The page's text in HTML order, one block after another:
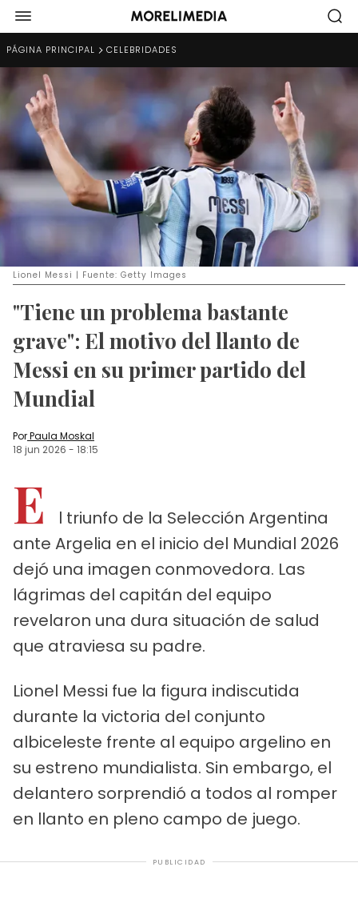
PÁGINA PRINCIPAL CELEBRIDADES
Lionel Messi | Fuente: Getty Images
"Tiene un problema bastante
grave": El motivo del llanto de
Messi en su primer partido del
Mundial
PorPaula Moskal
18 jun 2026 - 18:15
E
l triunfo de la Selección Argentina
ante Argelia en el inicio del Mundial 2026
dejó una imagen conmovedora. Las
lágrimas del capitán del equipo
revelaron una dura situación de salud
que atraviesa su padre.
Lionel Messi fue la figura indiscutida
durante la victoria del conjunto
albiceleste frente al equipo argelino en
su estreno mundialista. Sin embargo, el
delantero sorprendió a todos al romper
en llanto en pleno campo de juego.
PUBLICIDAD